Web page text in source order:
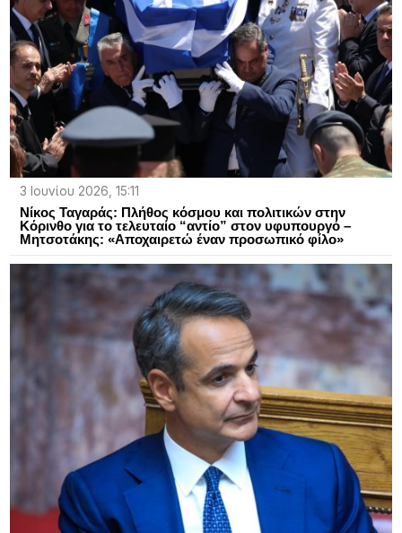
3 Ιουνίου 2026, 15:11
Νίκος Ταγαράς: Πλήθος κόσμου και πολιτικών στην
Κόρινθο για το τελευταίο “αντίο” στον υφυπουργό –
Μητσοτάκης: «Αποχαιρετώ έναν προσωπικό φίλο»